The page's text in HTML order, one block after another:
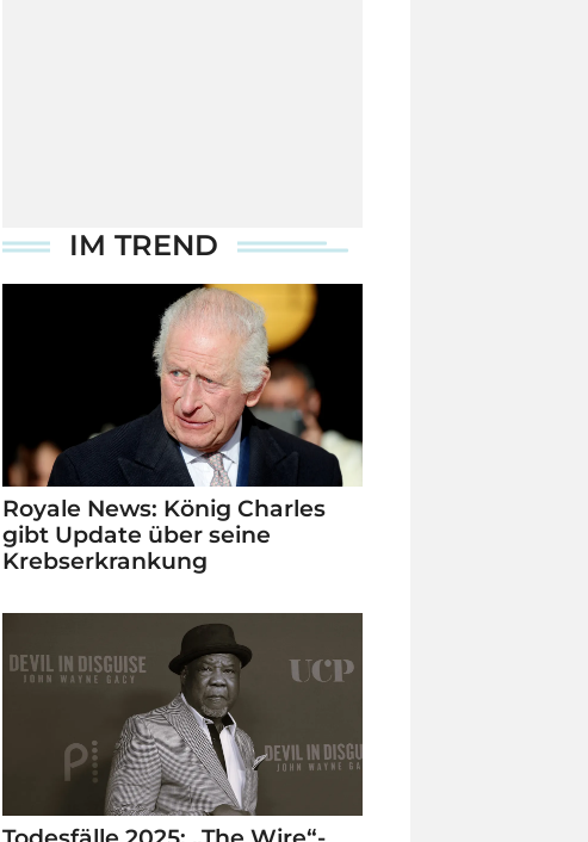
IM TREND
Royale News: König Charles
gibt Update über seine
Krebserkrankung